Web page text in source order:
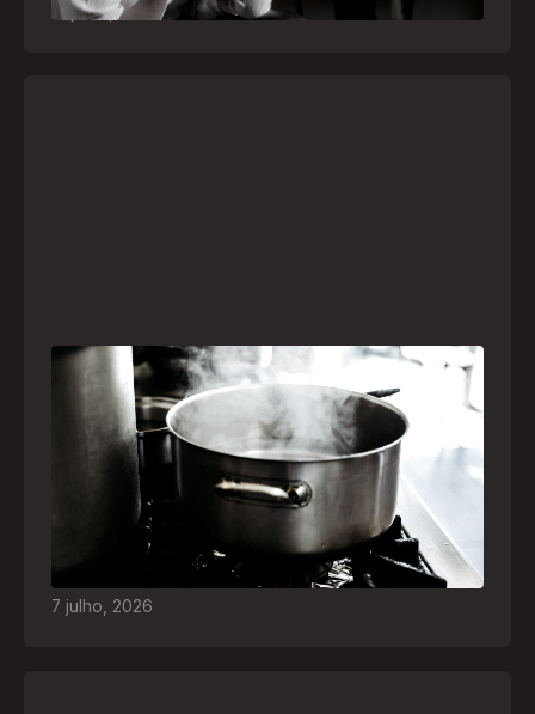
21 julho, 2026
Frio leva brasileiros a improvisar para se
aquecer e aumenta risco de queimaduras
dentro de casa
O inverno chegou e, com ele, práticas perigosas
para espantar o frio voltam a ser comuns. Saiba
quais são os riscos e como agir em caso de
7 julho, 2026